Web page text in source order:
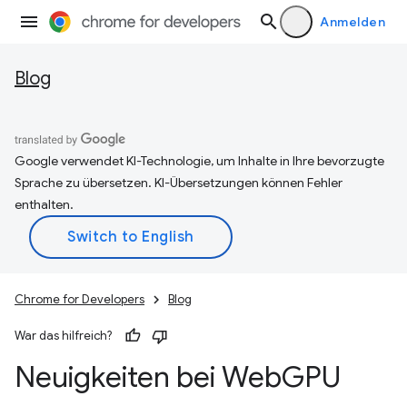
Anmelden
Blog
Google verwendet KI-Technologie, um Inhalte in Ihre bevorzugte
Sprache zu übersetzen. KI-Übersetzungen können Fehler
enthalten.
Chrome for Developers Blog
War das hilfreich?
Neuigkeiten bei WebGPU